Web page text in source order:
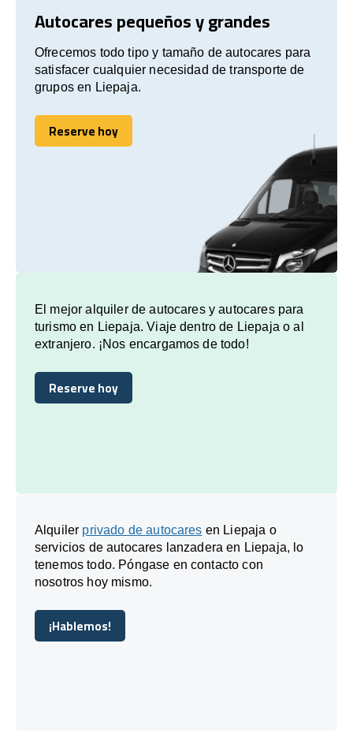
Autocares pequeños y grandes
Ofrecemos todo tipo y tamaño de autocares para
satisfacer cualquier necesidad de transporte de
grupos en Liepaja.
Reserve hoy
Reserve hoy
El mejor alquiler de autocares y autocares para
turismo en Liepaja. Viaje dentro de Liepaja o al
extranjero. ¡Nos encargamos de todo!
Reserve hoy
Reserve hoy
Alquiler privado de autocares en Liepaja o
servicios de autocares lanzadera en Liepaja, lo
tenemos todo. Póngase en contacto con
nosotros hoy mismo.
¡Hablemos!
¡Hablemos!